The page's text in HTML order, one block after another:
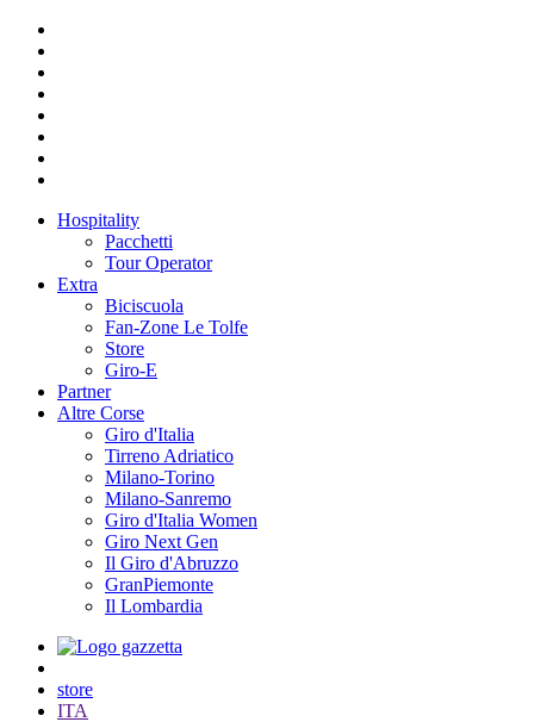
Hospitality
Pacchetti
Tour Operator
Extra
Biciscuola
Fan-Zone Le Tolfe
Store
Giro-E
Partner
Altre Corse
Giro d'Italia
Tirreno Adriatico
Milano-Torino
Milano-Sanremo
Giro d'Italia Women
Giro Next Gen
Il Giro d'Abruzzo
GranPiemonte
Il Lombardia
store
ITA